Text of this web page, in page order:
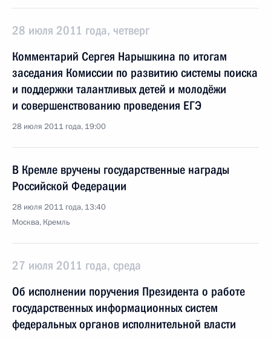
28 июля 2011 года, четверг
Комментарий Сергея Нарышкина по итогам
заседания Комиссии по развитию системы поиска
и поддержки талантливых детей и молодёжи
и совершенствованию проведения ЕГЭ
28 июля 2011 года, 19:00
В Кремле вручены государственные награды
Российской Федерации
28 июля 2011 года, 13:40
Москва, Кремль
27 июля 2011 года, среда
Об исполнении поручения Президента о работе
государственных информационных систем
федеральных органов исполнительной власти